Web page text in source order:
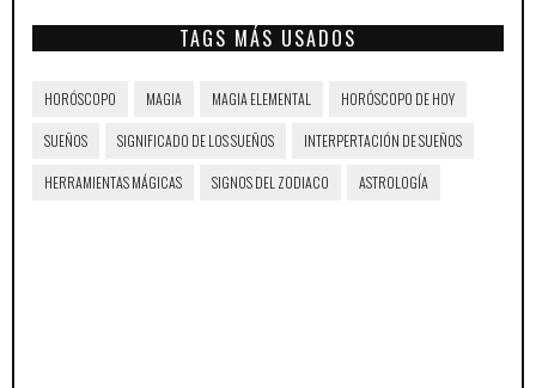
TAGS MÁS USADOS
HORÓSCOPO MAGIA MAGIA ELEMENTAL HORÓSCOPO DE HOY
SUEÑOS SIGNIFICADO DE LOS SUEÑOS INTERPERTACIÓN DE SUEÑOS
HERRAMIENTAS MÁGICAS SIGNOS DEL ZODIACO ASTROLOGÍA